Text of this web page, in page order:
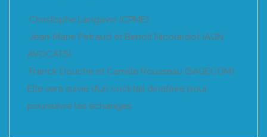
·Christophe Langevin (CPME)
·Jean-Marie Petraud et Benoît Nicolardot (AGN
AVOCATS)
·Franck Douche et Camille Rousseau (SAGECOM)
Elle sera suivie d’un cocktail dinatoire pour
poursuivre les échanges.